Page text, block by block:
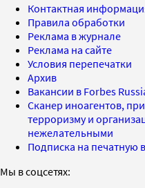
Контактная
Правила обработки
Реклама в журнале
Реклама на сайте
Условия перепечатки
Архив
Вакансии в Forbes
Сканер иноагентов,
терроризму и
нежелательными
Подписка на печатную
Мы в соцсетях: